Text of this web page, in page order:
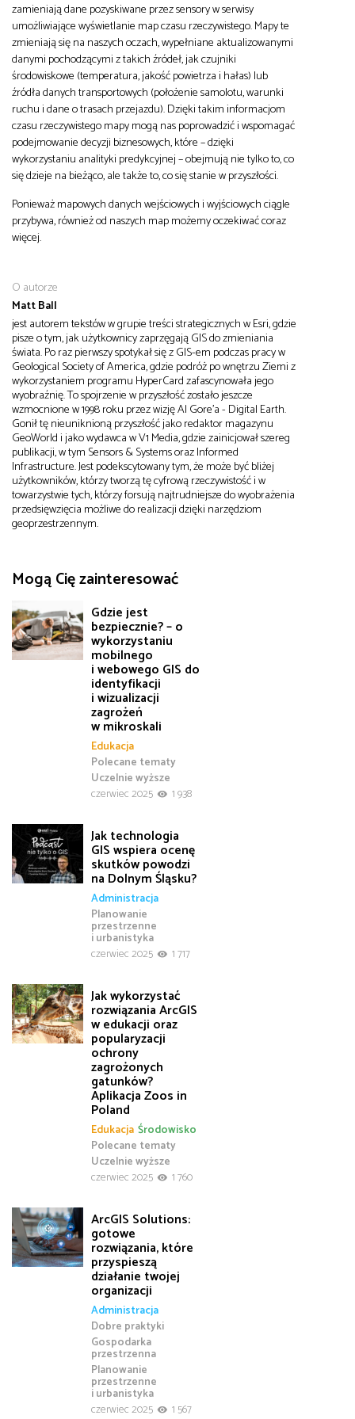
zamieniają dane pozyskiwane przez sensory w serwisy
umożliwiające wyświetlanie map czasu rzeczywistego. Mapy te
zmieniają się na naszych oczach, wypełniane aktualizowanymi
danymi pochodzącymi z takich źródeł, jak czujniki
środowiskowe (temperatura, jakość powietrza i hałas) lub
źródła danych transportowych (położenie samolotu, warunki
ruchu i dane o trasach przejazdu). Dzięki takim informacjom
czasu rzeczywistego mapy mogą nas poprowadzić i wspomagać
podejmowanie decyzji biznesowych, które – dzięki
wykorzystaniu analityki predykcyjnej – obejmują nie tylko to, co
się dzieje na bieżąco, ale także to, co się stanie w przyszłości.
Ponieważ mapowych danych wejściowych i wyjściowych ciągle
przybywa, również od naszych map możemy oczekiwać coraz
więcej.
O autorze
Matt Ball
jest autorem tekstów w grupie treści strategicznych w Esri, gdzie
pisze o tym, jak użytkownicy zaprzęgają GIS do zmieniania
świata. Po raz pierwszy spotykał się z GIS-em podczas pracy w
Geological Society of America, gdzie podróż po wnętrzu Ziemi z
wykorzystaniem programu HyperCard zafascynowała jego
wyobraźnię. To spojrzenie w przyszłość zostało jeszcze
wzmocnione w 1998 roku przez wizję Al Gore'a - Digital Earth.
Gonił tę nieuniknioną przyszłość jako redaktor magazynu
GeoWorld i jako wydawca w V1 Media, gdzie zainicjował szereg
publikacji, w tym Sensors & Systems oraz Informed
Infrastructure. Jest podekscytowany tym, że może być bliżej
użytkowników, którzy tworzą tę cyfrową rzeczywistość i w
towarzystwie tych, którzy forsują najtrudniejsze do wyobrażenia
przedsięwzięcia możliwe do realizacji dzięki narzędziom
geoprzestrzennym.
Mogą Cię zainteresować
Gdzie jest
bezpiecznie? – o
wykorzystaniu
mobilnego
i webowego GIS do
identyfikacji
i wizualizacji
zagrożeń
w mikroskali
Edukacja
Polecane tematy
Uczelnie wyższe
czerwiec 2025
1 938
Jak technologia
GIS wspiera ocenę
skutków powodzi
na Dolnym Śląsku?
Administracja
Planowanie
przestrzenne
i urbanistyka
czerwiec 2025
1 717
Jak wykorzystać
rozwiązania ArcGIS
w edukacji oraz
popularyzacji
ochrony
zagrożonych
gatunków?
Aplikacja Zoos in
Poland
Edukacja
Polecane tematy
Środowisko
Uczelnie wyższe
czerwiec 2025
1 760
ArcGIS Solutions:
gotowe
rozwiązania, które
przyspieszą
działanie twojej
organizacji
Administracja
Dobre praktyki
Gospodarka
przestrzenna
Planowanie
przestrzenne
i urbanistyka
czerwiec 2025
1 567